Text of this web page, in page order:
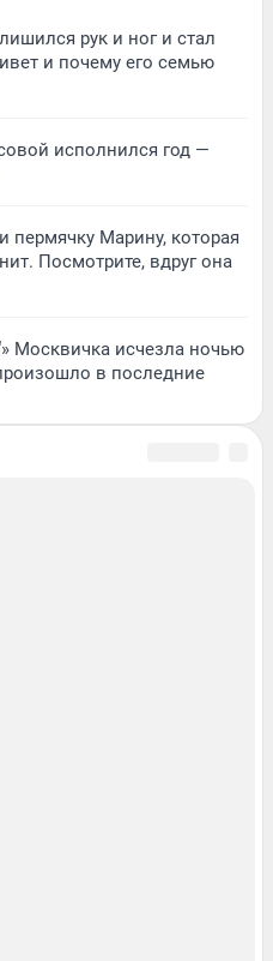
рук и ног и стал
и почему его семью
исполнился год —
Марину, которая
Посмотрите, вдруг она
Москвичка исчезла ночью
в последние